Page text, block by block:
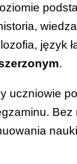
język
.
uczniowie
Bez